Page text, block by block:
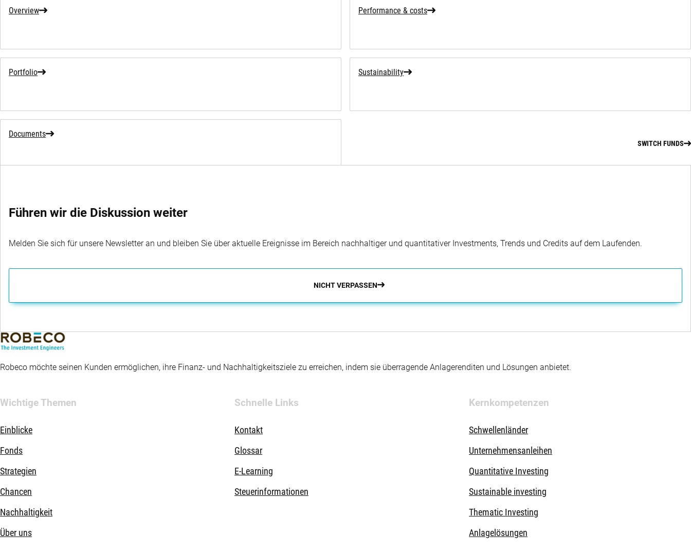
Overview Performance & costs
Portfolio Sustainability
Documents
SWITCH FUNDS
Führen wir die Diskussion weiter
Melden Sie sich für unsere Newsletter an und bleiben Sie über aktuelle Ereignisse im Bereich nachhaltiger und quantitativer Investments, Trends und Credits auf dem Laufenden.
NICHT VERPASSEN
Robeco möchte seinen Kunden ermöglichen, ihre Finanz- und Nachhaltigkeitsziele zu erreichen, indem sie überragende Anlagerenditen und Lösungen anbietet.
Wichtige Themen
Einblicke
Fonds
Strategien
Chancen
Nachhaltigkeit
Über uns
Schnelle Links
Kontakt
Glossar
E-Learning
Steuerinformationen
Kernkompetenzen
Schwellenländer
Unternehmensanleihen
Quantitative Investing
Sustainable investing
Thematic Investing
Anlagelösungen